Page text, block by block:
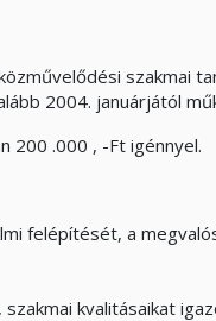
szakmai
2004. januárjától
200 .000 , -Ft igénnyel.
felépítését, a
kvalitásaikat